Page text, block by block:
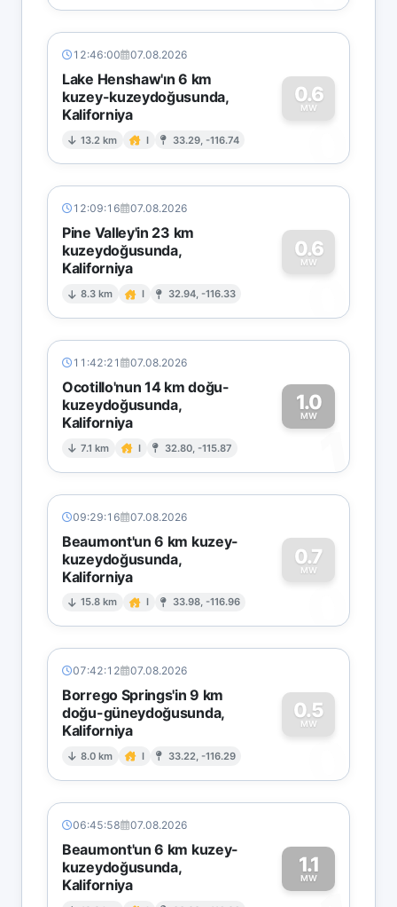
12:46:00 07.08.2026
Lake Henshaw'ın 6 km
kuzey-kuzeydoğusunda,
Kaliforniya
13.2 km I 33.29, -116.74
0.6
MW
0
12:09:16 07.08.2026
Pine Valley'in 23 km
kuzeydoğusunda,
Kaliforniya
8.3 km I 32.94, -116.33
0.6
MW
0
11:42:21 07.08.2026
Ocotillo'nun 14 km doğu-
kuzeydoğusunda,
Kaliforniya
7.1 km I 32.80, -115.87
1.0
MW
1
09:29:16 07.08.2026
Beaumont'un 6 km kuzey-
kuzeydoğusunda,
Kaliforniya
15.8 km I 33.98, -116.96
0.7
MW
0
07:42:12 07.08.2026
Borrego Springs'in 9 km
doğu-güneydoğusunda,
Kaliforniya
8.0 km I 33.22, -116.29
0.5
MW
0
06:45:58 07.08.2026
Beaumont'un 6 km kuzey-
kuzeydoğusunda,
Kaliforniya
1.1
MW